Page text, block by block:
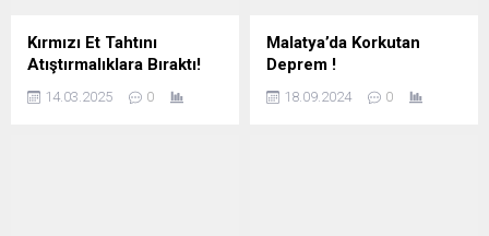
Kırmızı Et Tahtını
Atıştırmalıklara Bıraktı!
14.03.2025 0
Malatya’da Korkutan
Deprem !
18.09.2024 0